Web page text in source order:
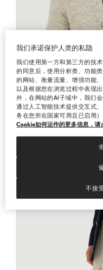
我们承诺保护人类的私隐
我们使用第一方和第三方的技
的同意后，使用分析类、功能
的网站、衡量流量、增强功能
以及根据您在浏览过程中表现
外，在网站的AI子域中，我们
通过人工智能技术提供交互式
务在您所在国家可用且已启用）
Cookie如何运作的更多信息，请
不接